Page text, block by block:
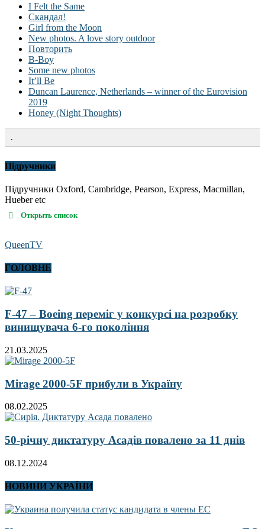
I Felt the Same
Скандал!
Girl from the Moon
New photos. A love story outdoor
Повторить
B-Boy
Some new photos
It’ll Be
Duncan Laurence, Netherlands – winner of the Eurovision
2019
Honey (Night Thoughts)
.
Підручники
Підручники Oxford, Cambridge, Pearson, Express, Macmillan,
Hueber etc
Открыть список
QueenTV
ГОЛОВНЕ
F-47 – Boeing переміг у конкурсі на розробку
винищувача 6-го покоління
21.03.2025
Mirage 2000-5F прибули в Україну
08.02.2025
50-річну диктатуру Асадів повалено за 11 днів
08.12.2024
НОВИНИ УКРАЇНИ